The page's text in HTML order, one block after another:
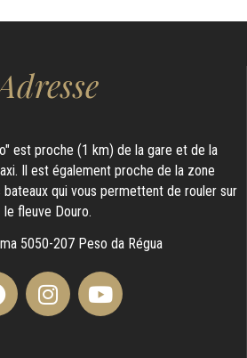
est proche (1 km) de la gare et de la
Il est également proche de la zone
qui vous permettent de rouler sur
le fleuve Douro.
5050-207 Peso da Régua